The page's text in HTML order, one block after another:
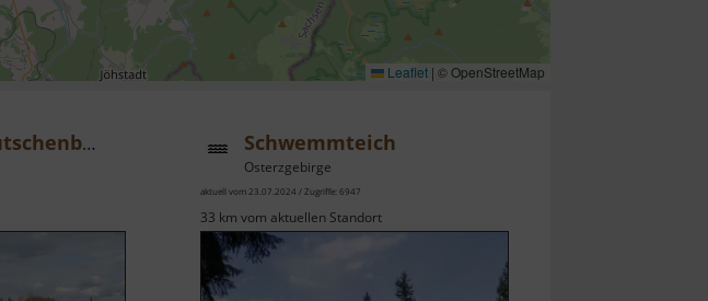
Leaflet | © OpenStreetMap
Spielplatz Deutschenbora Schwemmteich
Osterzgebirge
aktuell vom 23.07.2024 / Zugriffe: 6947
33 km vom aktuellen Standort